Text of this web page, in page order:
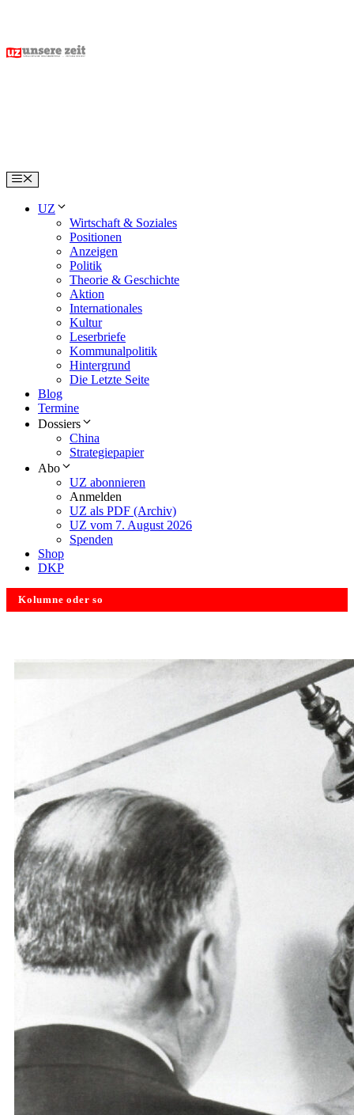
content
Menu
UZ
Wirtschaft & Soziales
Positionen
Anzeigen
Politik
Theorie & Geschichte
Aktion
Internationales
Kultur
Leserbriefe
Kommunalpolitik
Hintergrund
Die Letzte Seite
Blog
Termine
Dossiers
China
Strategiepapier
Abo
UZ abonnieren
Anmelden
UZ als PDF (Archiv)
UZ vom 7. August 2026
Spenden
Shop
DKP
Kolumne oder so